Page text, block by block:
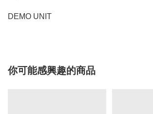
DEMO UNIT
你可能感興趣的商品